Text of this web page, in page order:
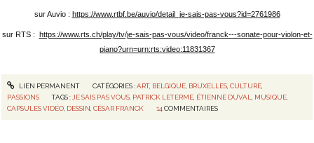
sur Auvio : https://www.rtbf.be/auvio/detail_je-sais-pas-vous?id=2761986
sur RTS : https://www.rts.ch/play/tv/je-sais-pas-vous/video/franck---sonate-pour-violon-et-
piano?urn=urn:rts:video:11831367
LIEN PERMANENT CATÉGORIES :ART, BELGIQUE, BRUXELLES, CULTURE,
PASSIONS
TAGS : JE SAIS PAS VOUS PATRICK LETERME ÉTIENNE DUVAL MUSIQUE
CAPSULES VIDÉO DESSIN ,CÉSAR FRANCK 14 COMMENTAIRES